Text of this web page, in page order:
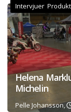
Intervjuer
Helena
Michelin
Pelle Johansson,